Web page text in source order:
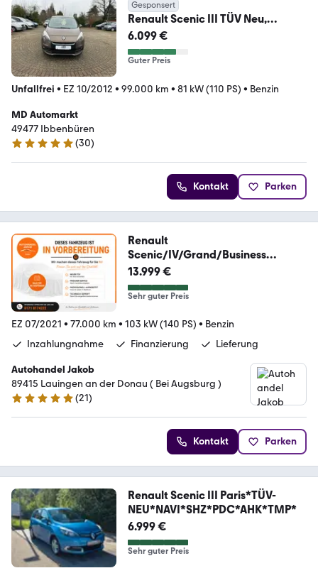
Gesponsert
Renault Scenic III TÜV Neu,
Garantie, 2.Hand
6.099 €
Guter Preis
Unfallfrei • EZ 10/2012 • 99.000 km • 81 kW (110 PS) • Benzin
MD Automarkt
49477 Ibbenbüren
4.9 Sterne
(30)
Kontakt Parken
Renault
Scenic/IV/Grand/Business
Edition/Sonderangebot!
13.999 €
Sehr guter Preis
EZ 07/2021 • 77.000 km • 103 kW (140 PS) • Benzin
Inzahlungnahme
Finanzierung Lieferung
Autohandel Jakob
89415 Lauingen an der Donau ( Bei Augsburg )
4.8 Sterne
(21)
Kontakt Parken
Renault Scenic III Paris*TÜV-
NEU*NAVI*SHZ*PDC*AHK*TMP*
6.999 €
Sehr guter Preis